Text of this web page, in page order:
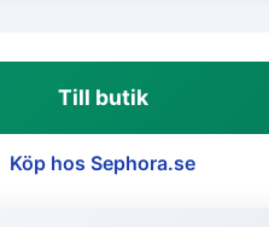
Till butik
Köp hos Sephora.se